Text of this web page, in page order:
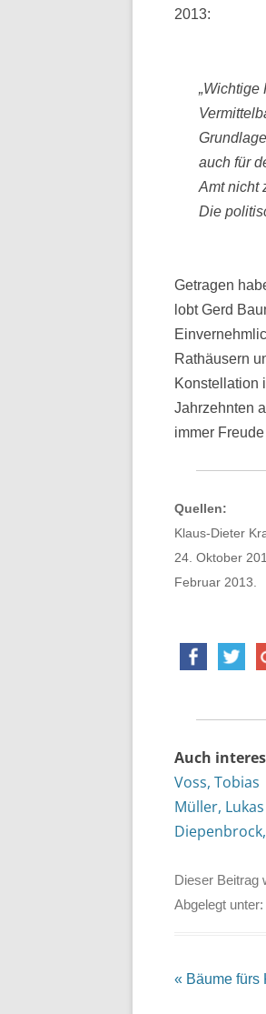
2013:
„Wichtige
auch für
Amt nicht
Die
Getragen
lobt Gerd
Rathäusern
Konstellation
Jahrzehnten
immer
Quellen:
Klaus-Dieter
24. Oktober
Februar 2013.
Auch
Voss, Tobias
Müller, Lukas
Dieser Beitrag
Abgelegt unter:
Beitrags-
« Bäume fürs